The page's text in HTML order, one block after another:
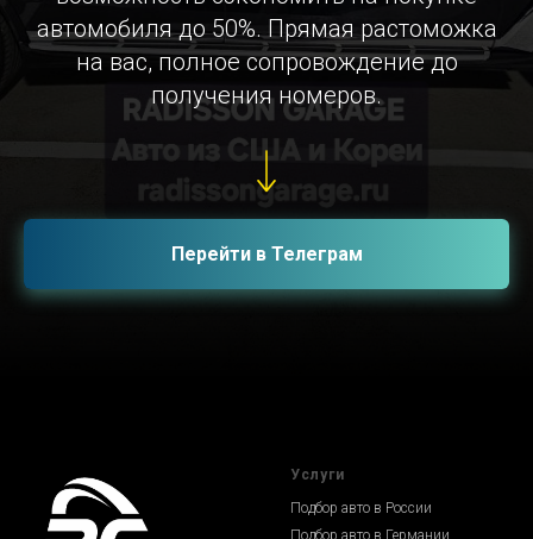
автомобиля до 50%. Прямая растоможка
на вас, полное сопровождение до
получения номеров.
Перейти в Телеграм
Услуги
Подбор авто в России